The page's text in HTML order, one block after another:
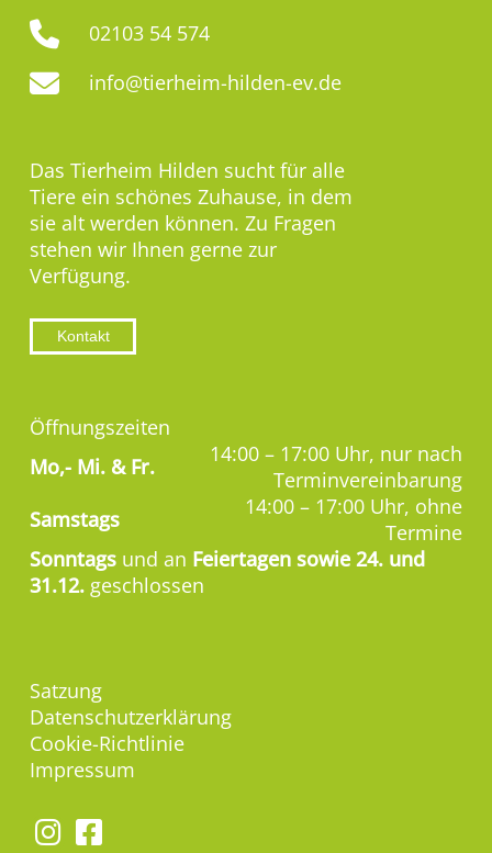
02103 54 574
info@tierheim-hilden-ev.de
Das Tierheim Hilden sucht für alle
Tiere ein schönes Zuhause, in dem
sie alt werden können. Zu Fragen
stehen wir Ihnen gerne zur
Verfügung.
Kontakt
Öffnungszeiten
Mo,- Mi. & Fr.
14:00 – 17:00 Uhr, nur nach
Terminvereinbarung
Samstags
14:00 – 17:00 Uhr, ohne
Termine
Sonntags und an Feiertagen sowie 24. und
31.12. geschlossen
Satzung
Datenschutzerklärung
Cookie-Richtlinie
Impressum